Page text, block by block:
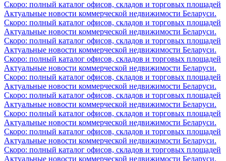
Скоро: полный каталог офисов, складов и торговых площадей
Актуальные новости коммерческой недвижимости Беларуси.
Скоро: полный каталог офисов, складов и торговых площадей
Актуальные новости коммерческой недвижимости Беларуси.
Скоро: полный каталог офисов, складов и торговых площадей
Актуальные новости коммерческой недвижимости Беларуси.
Скоро: полный каталог офисов, складов и торговых площадей
Актуальные новости коммерческой недвижимости Беларуси.
Скоро: полный каталог офисов, складов и торговых площадей
Актуальные новости коммерческой недвижимости Беларуси.
Скоро: полный каталог офисов, складов и торговых площадей
Актуальные новости коммерческой недвижимости Беларуси.
Скоро: полный каталог офисов, складов и торговых площадей
Актуальные новости коммерческой недвижимости Беларуси.
Скоро: полный каталог офисов, складов и торговых площадей
Актуальные новости коммерческой недвижимости Беларуси.
Скоро: полный каталог офисов, складов и торговых площадей
Актуальные новости коммерческой недвижимости Беларуси.